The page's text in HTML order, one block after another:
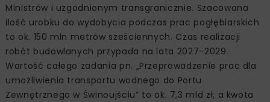
Ministrów i uzgodnionym transgranicznie. Szacowana
ilość urobku do wydobycia podczas prac pogłębiarskich
to ok. 150 mln metrów sześciennych. Czas realizacji
robót budowlanych przypada na lata 2027-2029.
Wartość całego zadania pn. „Przeprowadzenie prac dla
umożliwienia transportu wodnego do Portu
Zewnętrznego w Świnoujściu” to ok. 7,3 mld zł, a kwota